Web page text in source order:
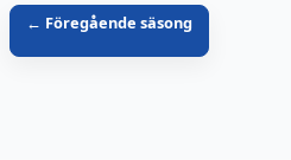
← Föregående säsong